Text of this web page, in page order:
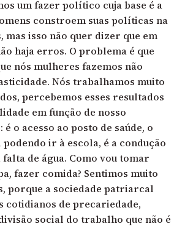
um fazer político cuja base é a
constroem suas políticas na
mas isso não quer dizer que em
haja erros. O problema é que
nós mulheres fazemos não
Nós trabalhamos muito
percebemos esses resultados
em função de nosso
o acesso ao posto de saúde, o
ir à escola, é a condução
falta de água. Como vou tomar
fazer comida? Sentimos muito
porque a sociedade patriarcal
cotidianos de precariedade,
social do trabalho que não é